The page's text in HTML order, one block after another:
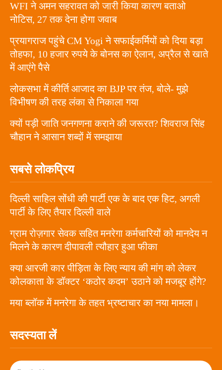
WFI ने अमन सहरावत को जारी किया कारण बताओ
नोटिस, 27 तक देना होगा जवाब
प्रयागराज पहुंचे CM Yogi ने सफाईकर्मियों को दिया बड़ा
तोहफा, 10 हजार रुपये के बोनस का ऐलान, अप्रैल से खाते
में आएंगे पैसे
लोकसभा में कीर्ति आजाद का BJP पर तंज, बोले- मुझे
विभीषण की तरह लंका से निकाला गया
क्यों पड़ी जाति जनगणना कराने की जरूरत? शिवराज सिंह
चौहान ने आसान शब्दों में समझाया
सबसे लोकप्रिय
दिल्ली साहिल सोंधी की पार्टी एक के बाद एक हिट, अगली
पार्टी के लिए तैयार दिल्ली वाले
ग्राम रोज़गार सेवक सहित मनरेगा कर्मचारियों को मानदेय न
मिलने के कारण दीपावली त्यौहार हुआ फीका
क्या आरजी कार पीड़िता के लिए न्याय की मांग को लेकर
कोलकाता के डॉक्टर ‘कठोर कदम’ उठाने को मजबूर होंगे?
मया ब्लॉक में मनरेगा के तहत भ्रष्टाचार का नया मामला।
सदस्यता लें